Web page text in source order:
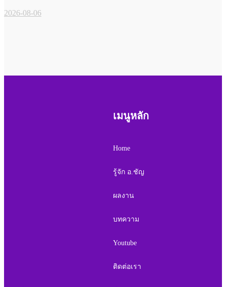
2026-08-06
เมนูหลัก
Home
รู้จัก อ.ชัญ
ผลงาน
บทความ
Youtube
ติดต่อเรา